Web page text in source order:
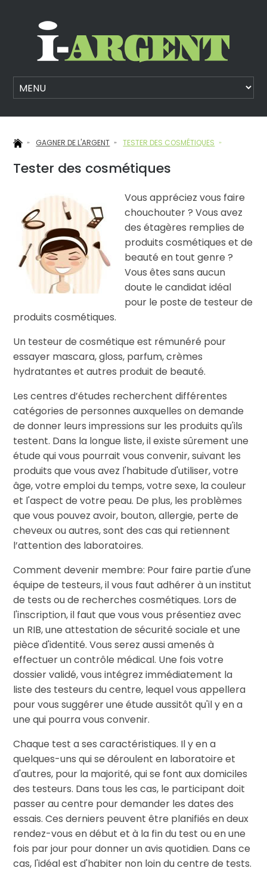
GAGNER DE L'ARGENT TESTER DES COSMÉTIQUES
Tester des cosmétiques
Vous appréciez vous faire
chouchouter ? Vous avez
des étagères remplies de
produits cosmétiques et de
beauté en tout genre ?
Vous êtes sans aucun
doute le candidat idéal
pour le poste de testeur de
produits cosmétiques.
Un testeur de cosmétique est rémunéré pour
essayer mascara, gloss, parfum, crèmes
hydratantes et autres produit de beauté.
Les centres d’études recherchent différentes
catégories de personnes auxquelles on demande
de donner leurs impressions sur les produits qu'ils
testent. Dans la longue liste, il existe sûrement une
étude qui vous pourrait vous convenir, suivant les
produits que vous avez l'habitude d'utiliser, votre
âge, votre emploi du temps, votre sexe, la couleur
et l'aspect de votre peau. De plus, les problèmes
que vous pouvez avoir, bouton, allergie, perte de
cheveux ou autres, sont des cas qui retiennent
l’attention des laboratoires.
Comment devenir membre: Pour faire partie d'une
équipe de testeurs, il vous faut adhérer à un institut
de tests ou de recherches cosmétiques. Lors de
l'inscription, il faut que vous vous présentiez avec
un RIB, une attestation de sécurité sociale et une
pièce d'identité. Vous serez aussi amenés à
effectuer un contrôle médical. Une fois votre
dossier validé, vous intégrez immédiatement la
liste des testeurs du centre, lequel vous appellera
pour vous suggérer une étude aussitôt qu'il y en a
une qui pourra vous convenir.
Chaque test a ses caractéristiques. Il y en a
quelques-uns qui se déroulent en laboratoire et
d'autres, pour la majorité, qui se font aux domiciles
des testeurs. Dans tous les cas, le participant doit
passer au centre pour demander les dates des
essais. Ces derniers peuvent être planifiés en deux
rendez-vous en début et à la fin du test ou en une
fois par jour pour donner un avis quotidien. Dans ce
cas, l'idéal est d'habiter non loin du centre de tests.